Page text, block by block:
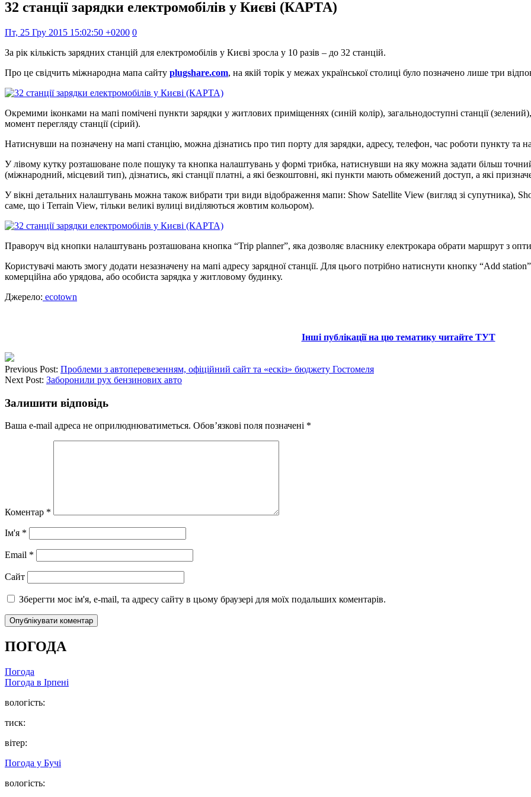
32 станції зарядки електромобілів у Києві (КАРТА)
Пт, 25 Гру 2015 15:02:50 +0200 0
За рік кількість зарядних станцій для електромобілів у Києві зросла у 10 разів – до 32 станцій.
Про це свідчить міжнародна мапа сайту plugshare.com, на якій торік у межах української столиці було позначено лише три
Окремими іконками на мапі помічені пункти зарядки у житлових приміщеннях (синій колір), загальнодоступні станції
момент перегляду станції (сірий).
Натиснувши на позначену на мапі станцію, можна дізнатись про тип порту для зарядки, адресу, телефон, час роботи пункту та
У лівому кутку розташоване поле пошуку та кнопка налаштувань у формі трибка, натиснувши на яку можна задати більш
(міжнародний, місцевий тип), дізнатись, які станції платні, а які безкоштовні, які пункти мають обмежений доступ, а які
У вікні детальних налаштувань можна також вибрати три види відображення мапи: Show Satellite View (вигляд зі супутника),
саме, що і Terrain View, тільки великі вулиці виділяються жовтим кольором).
Праворуч від кнопки налаштувань розташована кнопка “Trip planner”, яка дозволяє власнику електрокара обрати маршрут з
Користувачі мають змогу додати незазначену на мапі адресу зарядної станції. Для цього потрібно натиснути кнопку “Add
комерційна або урядова, або особиста зарядка у житловому будинку.
Джерело: ecotown
Інші публікації на цю тематику читайте ТУТ
Previous Post: Проблеми з автоперевезенням, офіційний сайт та «ескіз» бюджету Гостомеля
Next Post: Заборонили рух бензинових авто
Залишити відповідь
Ваша e-mail адреса не оприлюднюватиметься. Обов’язкові поля позначені *
Коментар *
Ім'я *
Email *
Сайт
Зберегти моє ім'я, e-mail, та адресу сайту в цьому браузері для моїх подальших коментарів.
ПОГОДА
Погода
Погода в Ірпені
вологість:
тиск:
вітер:
Погода у Бучі
вологість: